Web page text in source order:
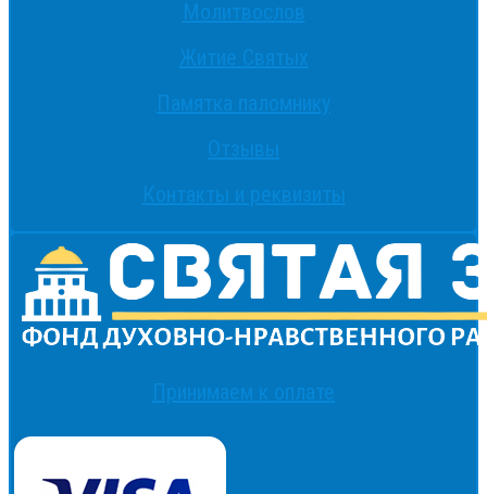
Молитвослов
Житие Святых
Памятка паломнику
Отзывы
Контакты и реквизиты
Принимаем к оплате